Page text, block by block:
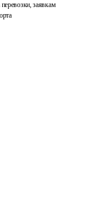
перевозки, заявкам